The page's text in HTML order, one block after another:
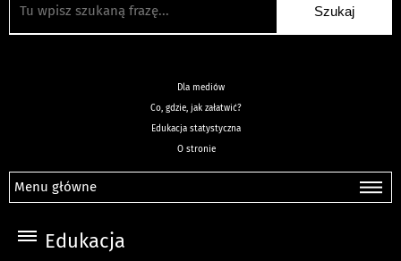
Dla mediów
Co, gdzie, jak załatwić?
Edukacja statystyczna
O stronie
Menu główne
Edukacja